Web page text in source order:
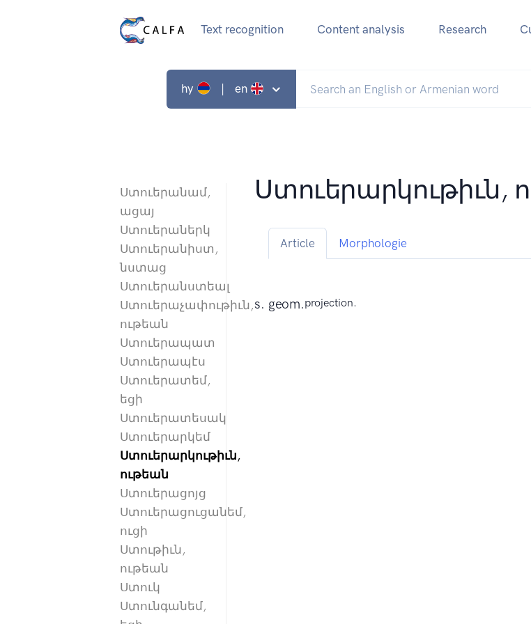
Text recognition Content analysis Research
hy | en
Ստուերանամ,
ացայ
Ստուերաներկ
Ստուերանիստ,
նստաց
Ստուերանստեալ
Ստուերաչափութիւն,
ութեան
Ստուերապատ
Ստուերապէս
Ստուերատեմ,
եցի
Ստուերատեսակ
Ստուերարկեմ
Ստուերարկութիւն,
ութեան
Ստուերացոյց
Ստուերացուցանեմ,
ուցի
Ստութիւն,
ութեան
Ստուկ
Ստունգանեմ,
Ստուերարկութիւն,
Article Morphologie
s. geom.projection.